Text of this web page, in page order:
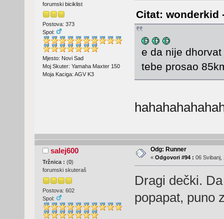
forumski biciklist
Postova: 373
Spol:
Mjesto: Novi Sad
Moj Skuter: Yamaha Maxter 150
Moja Kaciga: AGV K3
Citat: wonderkid
e da nije
tebe prosao
salej600
Tržnica : (0)
forumski skuteraš
Postova: 602
Spol:
Odg: Runner
« Odgovori #94 : 06 Svibanj,
Dragi dečki.
popapat, puno